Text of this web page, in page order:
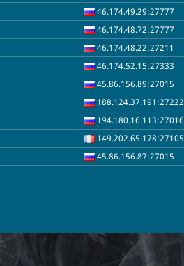
46.174.49.29:27777
46.174.48.72:27777
46.174.48.22:27211
46.174.52.15:27333
45.86.156.89:27015
188.124.37.191:27222
194.180.16.113:27016
149.202.65.178:27105
45.86.156.87:27015